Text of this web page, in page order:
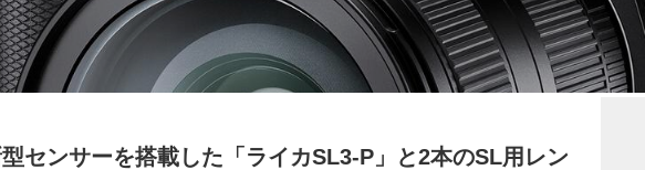
センサーを搭載した「ライカSL3-P」と2本のSL用レン